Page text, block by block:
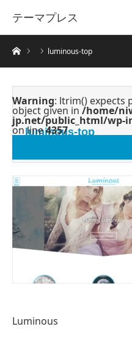
テーマプレス
ホーム luminous-top
Warning: ltrim() expects
object given in /home/
jp.net/public_html/wp-
on line4357
luminous-top
Luminous